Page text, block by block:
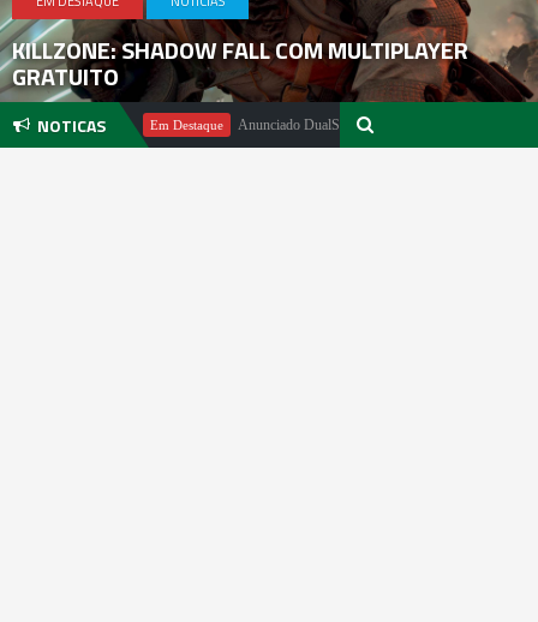
KILLZONE: SHADOW FALL COM MULTIPLAYER
GRATUITO
NOTICAS
Pachter Em Destaque Anunciado DualSense The Last of Us Limited Edition